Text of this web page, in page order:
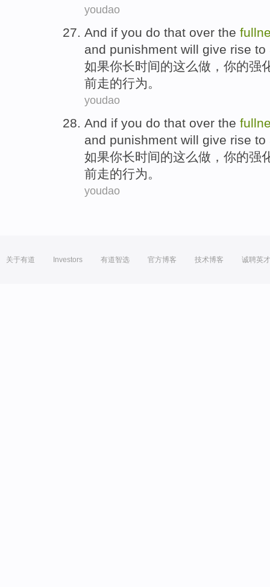
youdao
And if you do that over the
and punishment will give rise
如果你长时间的这么做 ， 你的强
前走的行为。
youdao
And if you do that over the
and punishment will give rise
如果你长时间的这么做 ， 你的强
前走的行为。
youdao
关于有道 Investors 有道智选 官方博客 技术博客 诚聘英才